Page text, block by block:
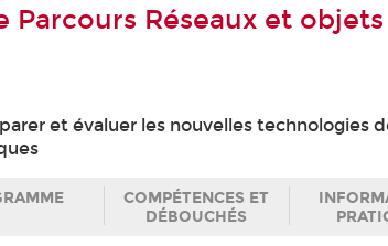
Réseaux et objets
et évaluer les nouvelles technologies
COMPÉTENCES ET
DÉBOUCHÉS